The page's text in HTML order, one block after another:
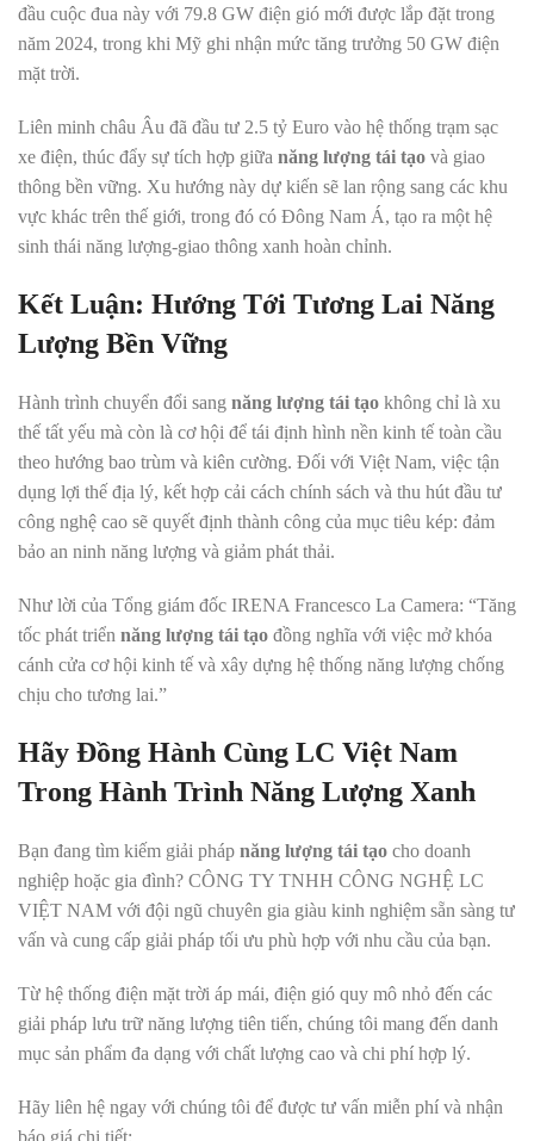
đầu cuộc đua này với 79.8 GW điện gió mới được lắp đặt trong
năm 2024, trong khi Mỹ ghi nhận mức tăng trưởng 50 GW điện
mặt trời.
Liên minh châu Âu đã đầu tư 2.5 tỷ Euro vào hệ thống trạm sạc
xe điện, thúc đẩy sự tích hợp giữa năng lượng tái tạo và giao
thông bền vững. Xu hướng này dự kiến sẽ lan rộng sang các khu
vực khác trên thế giới, trong đó có Đông Nam Á, tạo ra một hệ
sinh thái năng lượng-giao thông xanh hoàn chỉnh.
Kết Luận: Hướng Tới Tương Lai Năng
Lượng Bền Vững
Hành trình chuyển đổi sang năng lượng tái tạo không chỉ là xu
thế tất yếu mà còn là cơ hội để tái định hình nền kinh tế toàn cầu
theo hướng bao trùm và kiên cường. Đối với Việt Nam, việc tận
dụng lợi thế địa lý, kết hợp cải cách chính sách và thu hút đầu tư
công nghệ cao sẽ quyết định thành công của mục tiêu kép: đảm
bảo an ninh năng lượng và giảm phát thải.
Như lời của Tổng giám đốc IRENA Francesco La Camera: “Tăng
tốc phát triển năng lượng tái tạo đồng nghĩa với việc mở khóa
cánh cửa cơ hội kinh tế và xây dựng hệ thống năng lượng chống
chịu cho tương lai.”
Hãy Đồng Hành Cùng LC Việt Nam
Trong Hành Trình Năng Lượng Xanh
Bạn đang tìm kiếm giải pháp năng lượng tái tạo cho doanh
nghiệp hoặc gia đình? CÔNG TY TNHH CÔNG NGHỆ LC
VIỆT NAM với đội ngũ chuyên gia giàu kinh nghiệm sẵn sàng tư
vấn và cung cấp giải pháp tối ưu phù hợp với nhu cầu của bạn.
Từ hệ thống điện mặt trời áp mái, điện gió quy mô nhỏ đến các
giải pháp lưu trữ năng lượng tiên tiến, chúng tôi mang đến danh
mục sản phẩm đa dạng với chất lượng cao và chi phí hợp lý.
Hãy liên hệ ngay với chúng tôi để được tư vấn miễn phí và nhận
báo giá chi tiết: